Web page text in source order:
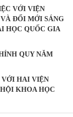
VỚI VIỆN
ĐỔI MỚI SÁNG
HỌC QUỐC GIA
QUY NĂM
VỚI HAI VIỆN
KHOA HỌC